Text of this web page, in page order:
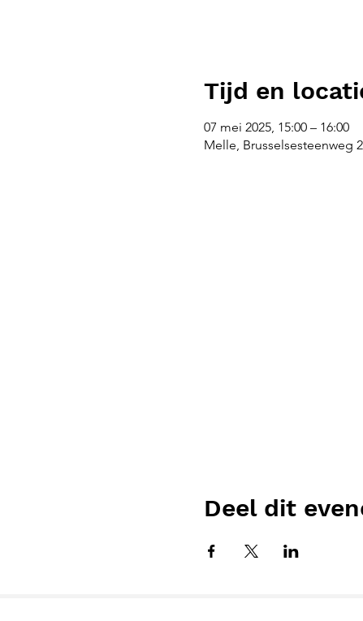
Tijd en
07 mei 2025, 15:00 – 16:00
Melle, Brusselsesteenweg
Deel dit